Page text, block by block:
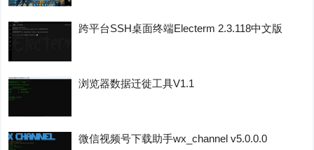
跨平台SSH桌面终端Electerm 2.3.118中文版
浏览器数据迁徙工具V1.1
微信视频号下载助手wx_channel v5.0.0.0